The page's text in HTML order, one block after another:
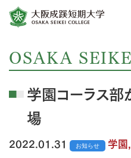
OSAKA
学園コーラス
場
2022.01.31 お知らせ 学園